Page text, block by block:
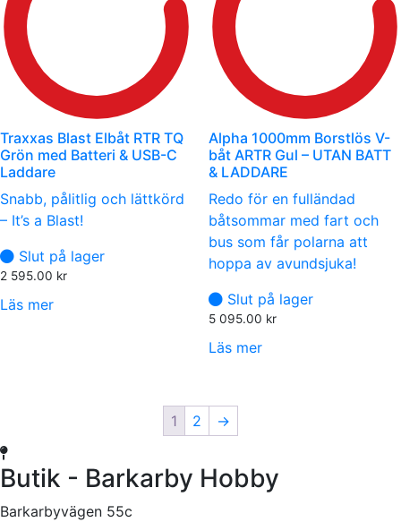
Traxxas Blast Elbåt RTR TQ
Grön med Batteri & USB-C
Laddare
Snabb, pålitlig och lättkörd
– It’s a Blast!
Slut på lager
2 595.00 kr
Läs mer
Alpha 1000mm Borstlös V-
båt ARTR Gul – UTAN BATT
& LADDARE
Redo för en fulländad
båtsommar med fart och
bus som får polarna att
hoppa av avundsjuka!
Slut på lager
5 095.00 kr
Läs mer
1 2 →
Butik - Barkarby Hobby
Barkarbyvägen 55c